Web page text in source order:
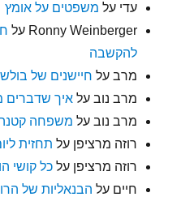
עדי על משפטים על אומץ
Ronny Weinberger על
להקשבה
מרב על חיישנים של
מרב נוב עלאיך
מרב נוב על משפחה
רוזה מרציפן על תחזית
רוזה מרציפן עלכל קושי
חיים על הבנאליות של